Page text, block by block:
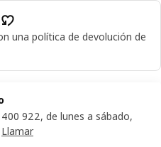
una política de devolución de
922, de lunes a sábado,
Llamar